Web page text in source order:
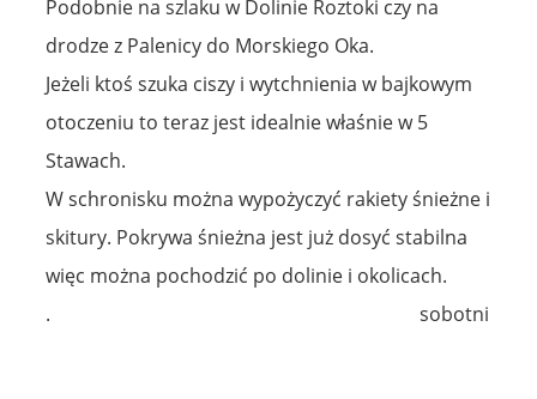
Podobnie na szlaku w Dolinie Roztoki czy na
drodze z Palenicy do Morskiego Oka.
Jeżeli ktoś szuka ciszy i wytchnienia w bajkowym
otoczeniu to teraz jest idealnie właśnie w 5
Stawach.
W schronisku można wypożyczyć rakiety śnieżne i
skitury. Pokrywa śnieżna jest już dosyć stabilna
więc można pochodzić po dolinie i okolicach.
.
sobotni